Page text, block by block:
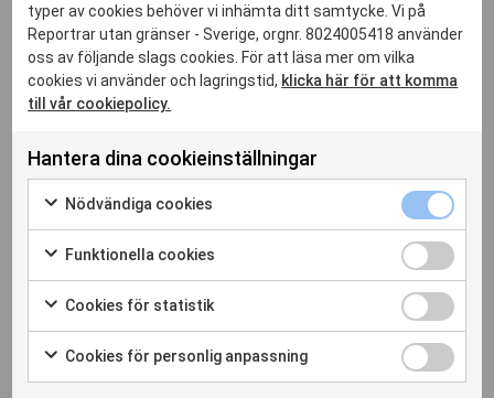
Relaterade inlägg
RSF välkomnar asyl för journalist som
dokumenterat uiguriska interneringsläger
typer av cookies behöver vi inhämta ditt samtycke. Vi på
Reportrar utan gränser - Sverige, orgnr. 8024005418 använder
oss av följande slags cookies. För att läsa mer om vilka
cookies vi använder och lagringstid, klicka här för att komma
till vår cookiepolicy.
Hantera dina cookieinställningar
Nödvändiga cookies
Markera
för
samtycka
till
användning
av
cookies
Funktionella cookies
Markera
för
samtycka
till
användning
cookies
Cookies för statistik
Markera
för
samtycka
Cookies
för
statistik
Cookies för personlig anpassning
Markera
Cookies
för